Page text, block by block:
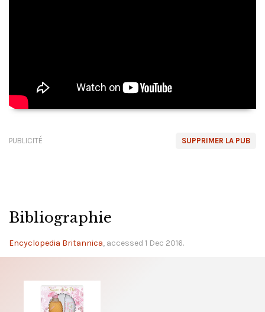
SUPPRIMER LA PUB
PUBLICITÉ
Bibliographie
Encyclopedia Britannica, accessed 1 Dec 2016.